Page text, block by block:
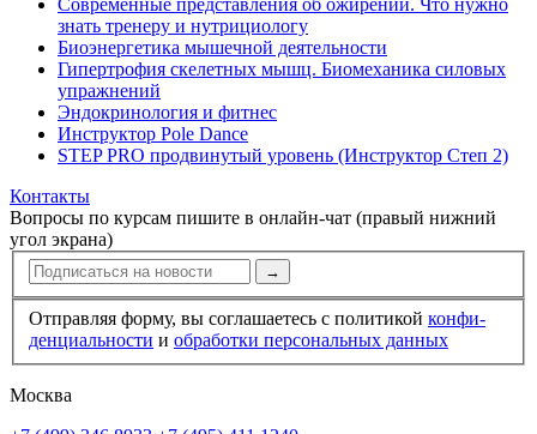
знать тренеру и нутрициологу
Биоэнергетика мышечной деятельности
Гипертрофия скелетных мышц. Биомеханика силовых
упражнений
Эндокринология и фитнес
Инструктор Pole Dance
STEP PRO продвинутый уровень (Инструктор Степ 2)
Контакты
Вопросы по курсам пишите в онлайн-чат (правый нижний
угол экрана)
→
Отправляя форму, вы соглашаетесь с политикой конфи­
ден­циальности и обработки персональных данных
Москва